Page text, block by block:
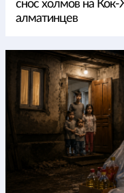
снос холмов на Кок-
алматинцев